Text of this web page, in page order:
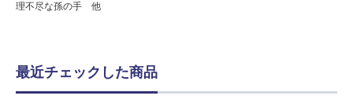
理不尽な孫の手 他
最近チェックした商品